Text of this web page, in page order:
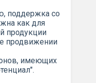
поддержка со
как для
продукции
продвижении
имеющих